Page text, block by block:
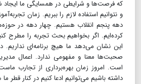
که فرصت‌ها و شرایطی در همسایگی ما ایجاد
و نتوانیم استفاده لازم را ببریم. زمان
دهه پنجم انقلاب هستیم. چهار دهه در
کرده‌ایم. اگر بخواهیم بحث تجربه را مطرح
این نشان می‌دهد ما هیچ برنامه‌ای نداریم.
صحبت‌ها معنا و مفهومی ندارد. اعمال
است. امروز زمان بهره‌برداری از تجارب
داشته باشیم می‌توانیم ادعا کنیم در کنار قطر